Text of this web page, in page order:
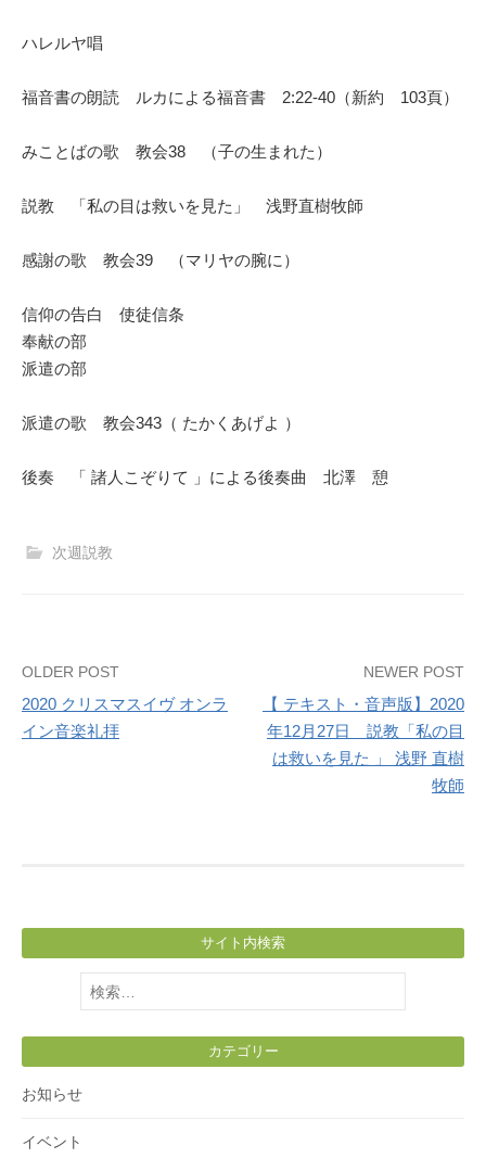
ハレルヤ唱
福音書の朗読 ルカによる福音書 2:22-40（新約 103頁）
みことばの歌 教会38 （子の生まれた）
説教 「私の目は救いを見た」 浅野直樹牧師
感謝の歌 教会39 （マリヤの腕に）
信仰の告白 使徒信条
奉献の部
派遣の部
派遣の歌 教会343（ たかくあげよ ）
後奏 「 諸人こぞりて 」による後奏曲 北澤 憩
次週説教
Post
navigation
OLDER POST
2020 クリスマスイヴ オンラ
イン音楽礼拝
NEWER POST
【 テキスト・音声版】2020
年12月27日 説教「私の目
は救いを見た 」 浅野 直樹
牧師
サイト内検索
検
索:
カテゴリー
お知らせ
イベント